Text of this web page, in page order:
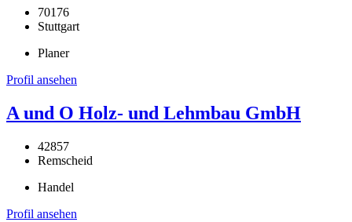
70176
Stuttgart
Planer
Profil ansehen
A und O Holz- und Lehmbau GmbH
42857
Remscheid
Handel
Profil ansehen